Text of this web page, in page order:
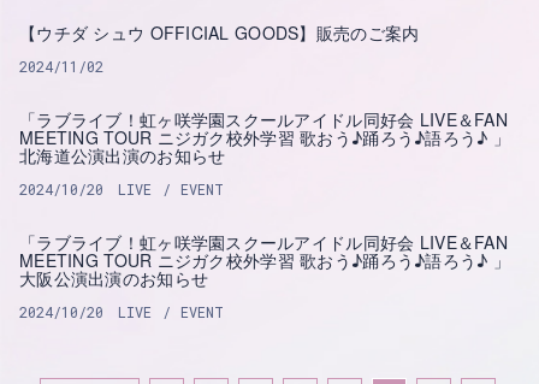
【ウチダ シュウ OFFICIAL GOODS】販売のご案内
2024/11/02
「ラブライブ！虹ヶ咲学園スクールアイドル同好会 LIVE＆FAN
MEETING TOUR ニジガク校外学習 歌おう♪踊ろう♪語ろう♪ 」
北海道公演出演のお知らせ
2024/10/20 LIVE EVENT
「ラブライブ！虹ヶ咲学園スクールアイドル同好会 LIVE＆FAN
MEETING TOUR ニジガク校外学習 歌おう♪踊ろう♪語ろう♪ 」
大阪公演出演のお知らせ
2024/10/20 LIVE EVENT